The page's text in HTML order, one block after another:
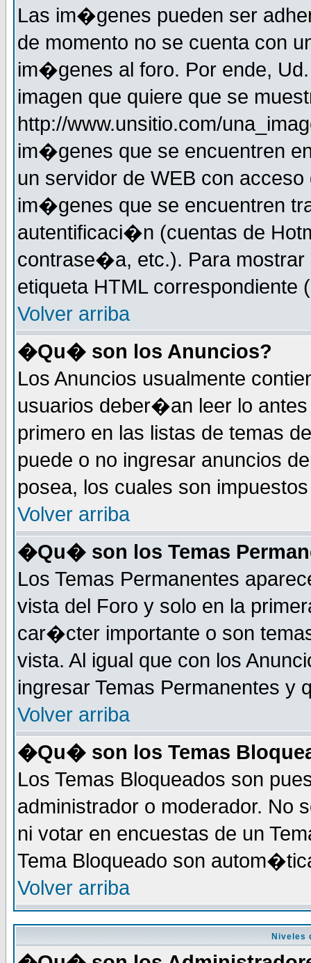
Las im�genes pueden ser
de momento no se cuenta con
im�genes al foro. Por ende,
imagen que quiere que se
http://www.unsitio.com/
im�genes que se encuentren
un servidor de WEB con
im�genes que se encuentren
autentificaci�n (cuentas de
contrase�a, etc.). Para mostrar
etiqueta HTML correspondiente
Volver arriba
�Qu� son los Anuncios?
Los Anuncios usualmente
usuarios deber�an leer lo
primero en las listas de temas
puede o no ingresar anuncios
posea, los cuales son
Volver arriba
�Qu� son los Temas
Los Temas Permanentes
vista del Foro y solo en la
car�cter importante o son
vista. Al igual que con los
ingresar Temas Permanentes y
Volver arriba
�Qu� son los Temas
Los Temas Bloqueados son
administrador o moderador. No
ni votar en encuestas de un
Tema Bloqueado son
Volver arriba
Niveles